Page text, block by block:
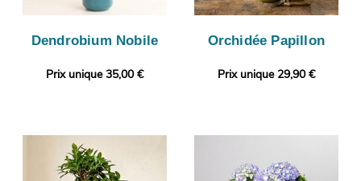
Dendrobium Nobile
Prix unique 35,00 €
Orchidée Papillon
Prix unique 29,90 €